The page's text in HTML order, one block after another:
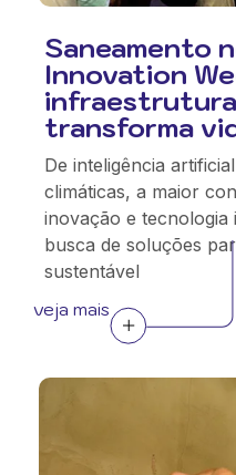
Saneamento
Innovation
transforma
De inteligência
climáticas, a maior
inovação e tecnologia
busca de soluções
sustentável
veja mais